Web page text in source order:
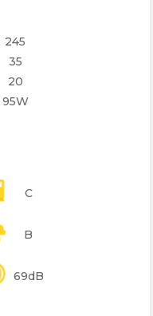
245
35
20
95W
C
B
69dB